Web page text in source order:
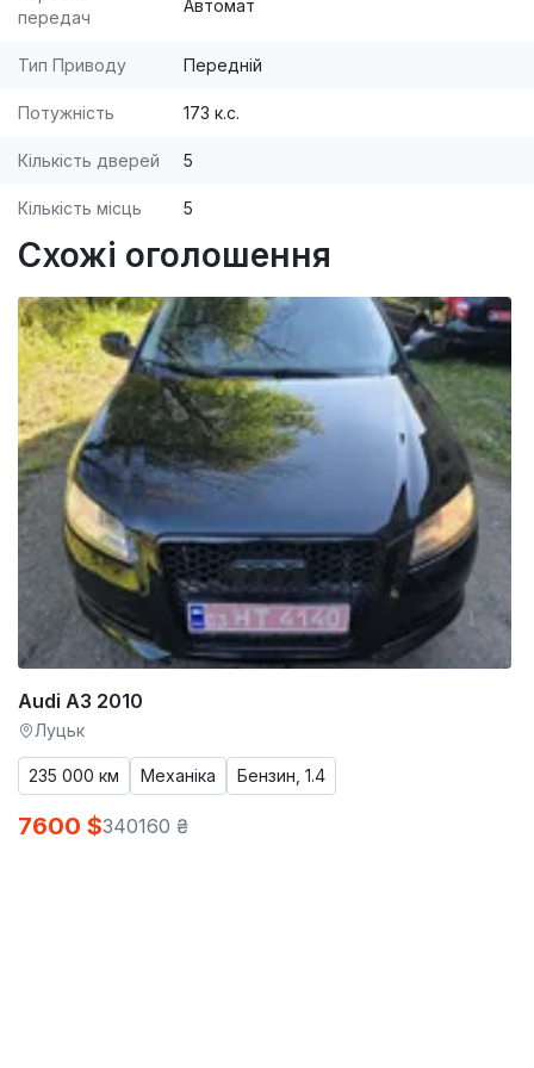
передач
Автомат
Тип Приводу Передній
Потужність 173 к.с.
Кількість дверей 5
Кількість місць 5
Схожі оголошення
Audi A3 2010
Луцьк
235 000 км Механіка Бензин, 1.4
7600 $340160 ₴